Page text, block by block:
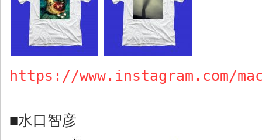
https://www.instagram.com/
■水口智彦